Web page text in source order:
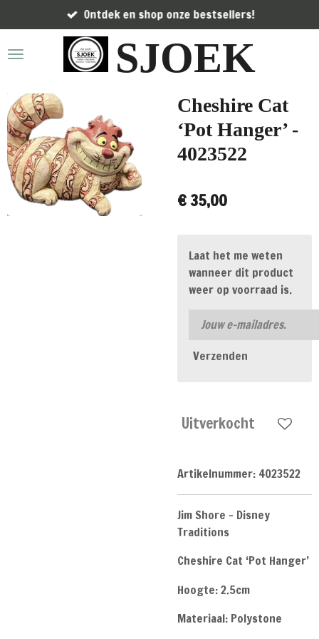
direct
naar
SJOEK
Ontdek en shop onze bestsellers!
Cheshire Cat
‘Pot Hanger’ -
4023522
€ 35,00
Laat het me weten
wanneer dit product
weer op voorraad is.
Verzenden
Uitverkocht
Artikelnummer: 4023522
Jim Shore - Disney
Traditions
Cheshire Cat ‘Pot Hanger’
Hoogte: 2.5cm
Materiaal: Polystone